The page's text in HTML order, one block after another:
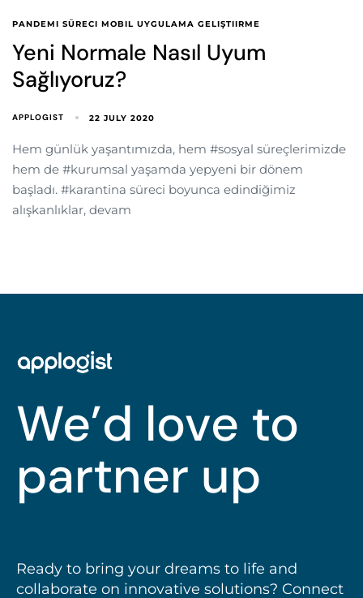
PANDEMI SÜRECI MOBIL UYGULAMA GELIŞTIIRME
Yeni Normale Nasıl Uyum
Sağlıyoruz?
APPLOGIST 22 JULY 2020
Hem günlük yaşantımızda, hem #sosyal süreçlerimizde
hem de #kurumsal yaşamda yepyeni bir dönem
başladı. #karantina süreci boyunca edindiğimiz
alışkanlıklar, devam
We’d love to
partner up
Ready to bring your dreams to life and
collaborate on innovative solutions? Connect